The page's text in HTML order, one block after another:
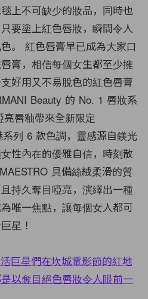
上不可缺少的妝品，同時也
要塗上紅色唇妝，瞬間令人
。
紅色唇膏早已成為大家口
膏，相信每個女生都至少擁
好用又不易脫色的紅色唇膏
Beauty 的 No. 1 唇妝系
亮唇釉帶來全新限定
列 6 款色調，靈感源自鎂光
性內在的優雅自信，時刻散
具備絲絨柔滑的質
持久奪目啞亮，演繹出一種
唯一焦點，讓每個女人都可
星！